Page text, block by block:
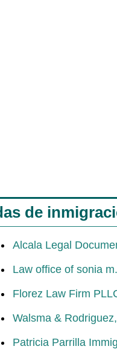
de
Alcala Legal
Law office of sonia
Florez Law Firm
Walsma &
Patricia Parrilla